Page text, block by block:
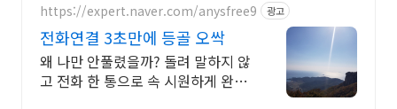
https://expert.naver.com/anysfree9 광고
전화연결 3초만에 등골 오싹
왜 나만 안풀렸을까? 돌려 말하지 않
고 전화 한 통으로 속 시원하게 완벽